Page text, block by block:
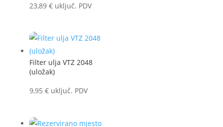
23,89 € uključ. PDV
Filter ulja VTZ 2048
(uložak)
9,95 € uključ. PDV